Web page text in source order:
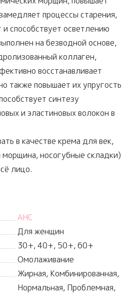
процессы старения,
способствует осветлению
на безводной основе,
коллаген,
восстанавливает
также повышает их упругость
синтезу
и эластиновых волокон в
в качестве крема для век,
носогубные складки)
лицо.
AHC
Для женщин
30+, 40+, 50+, 60+
Омолаживание
Жирная, Комбинированная,
Нормальная, Проблемная,